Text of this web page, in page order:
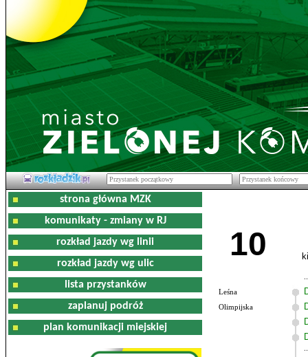
strona główna MZK
komunikaty - zmiany w RJ
rozkład jazdy wg linii
rozkład jazdy wg ulic
lista przystanków
zaplanuj podróż
plan komunikacji miejskiej
10
Leśna
Olimpijska